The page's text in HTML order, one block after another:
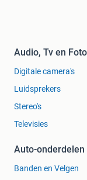
1.302,00
Let op, nog
STAP 2 KIES JE
Staal 25mm 08-
Staal 25mm 13-
Audio, Tv en Foto
Digitale camera's
Luidsprekers
Stereo's
Televisies
Auto-onderdelen
Banden en Velgen